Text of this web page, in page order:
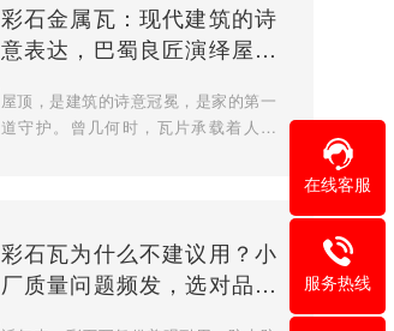
彩石金属瓦：现代建筑的诗
意表达，巴蜀良匠演绎屋顶
屋顶，是建筑的诗意冠冕，是家的第一
道守护。曾几何时，瓦片承载着人们
彩石瓦为什么不建议用？小
厂质量问题频发，选对品牌
在线客服
服务热线